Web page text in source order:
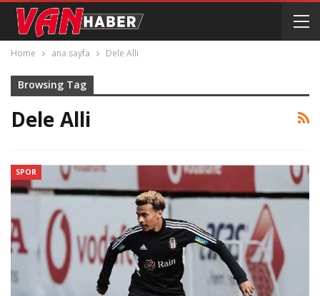
Home ana sayfa Dele Alli
Browsing Tag
Dele Alli
SPOR